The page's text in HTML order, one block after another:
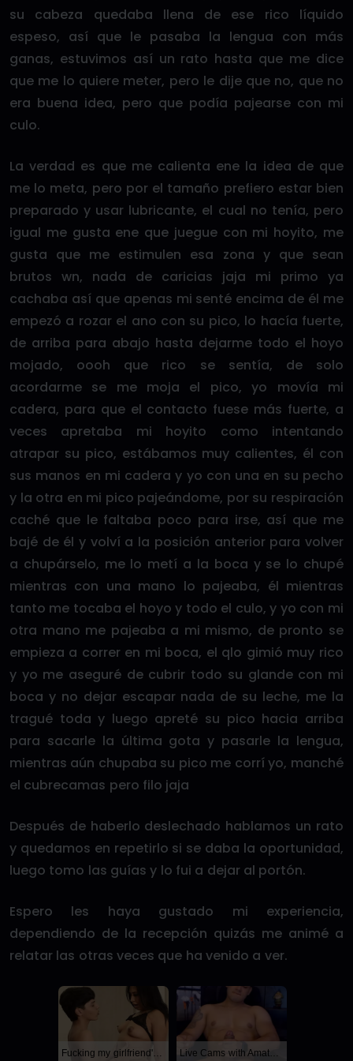
su cabeza quedaba llena de ese rico líquido
espeso, así que le pasaba la lengua con más
ganas, estuvimos así un rato hasta que me dice
que me lo quiere meter, pero le dije que no, que no
era buena idea, pero que podía pajearse con mi
culo.
La verdad es que me calienta ene la idea de que
me lo meta, pero por el tamaño prefiero estar bien
preparado y usar lubricante, el cual no tenía, pero
igual me gusta ene que juegue con mi hoyito, me
gusta que me estimulen esa zona y que sean
brutos wn, nada de caricias jaja mi primo ya
cachaba así que apenas mi senté encima de él me
empezó a rozar el ano con su pico, lo hacía fuerte,
de arriba para abajo hasta dejarme todo el hoyo
mojado, oooh que rico se sentía, de solo
acordarme se me moja el pico, yo movía mi
cadera, para que el contacto fuese más fuerte, a
veces apretaba mi hoyito como intentando
atrapar su pico, estábamos muy calientes, él con
sus manos en mi cadera y yo con una en su pecho
y la otra en mi pico pajeándome, por su respiración
caché que le faltaba poco para irse, así que me
bajé de él y volví a la posición anterior para volver
a chupárselo, me lo metí a la boca y se lo chupé
mientras con una mano lo pajeaba, él mientras
tanto me tocaba el hoyo y todo el culo, y yo con mi
otra mano me pajeaba a mi mismo, de pronto se
empieza a correr en mi boca, el qlo gimió muy rico
y yo me aseguré de cubrir todo su glande con mi
boca y no dejar escapar nada de su leche, me la
tragué toda y luego apreté su pico hacia arriba
para sacarle la última gota y pasarle la lengua,
mientras aún chupaba su pico me corrí yo, manché
el cubrecamas pero filo jaja
Después de haberlo deslechado hablamos un rato
y quedamos en repetirlo si se daba la oportunidad,
luego tomo las guías y lo fui a dejar al portón.
Espero les haya gustado mi experiencia,
dependiendo de la recepción quizás me animé a
relatar las otras veces que ha venido a ver.
Fucking my girlfriend's hot mommy by mistake Live Cams with Amateur Men